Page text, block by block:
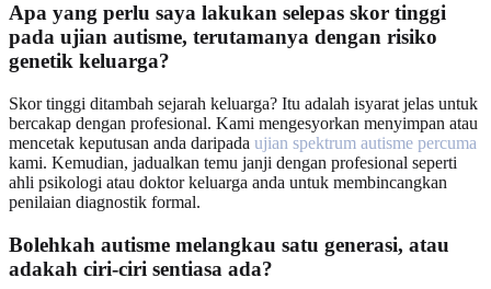
Apa yang perlu saya lakukan selepas skor tinggi
pada ujian autisme, terutamanya dengan risiko
genetik keluarga?
Skor tinggi ditambah sejarah keluarga? Itu adalah isyarat jelas untuk
bercakap dengan profesional. Kami mengesyorkan menyimpan atau
mencetak keputusan anda daripada ujian spektrum autisme percuma
kami. Kemudian, jadualkan temu janji dengan profesional seperti
ahli psikologi atau doktor keluarga anda untuk membincangkan
penilaian diagnostik formal.
Bolehkah autisme melangkau satu generasi, atau
adakah ciri-ciri sentiasa ada?